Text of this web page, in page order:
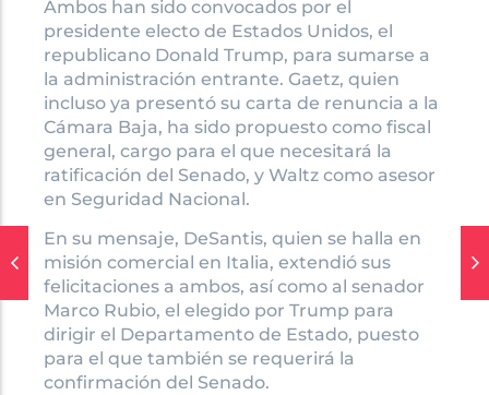
Ambos han sido convocados por el
presidente electo de Estados Unidos, el
republicano Donald Trump, para sumarse a
la administración entrante. Gaetz, quien
incluso ya presentó su carta de renuncia a la
Cámara Baja, ha sido propuesto como fiscal
general, cargo para el que necesitará la
ratificación del Senado, y Waltz como asesor
en Seguridad Nacional.
En su mensaje, DeSantis, quien se halla en
misión comercial en Italia, extendió sus
felicitaciones a ambos, así como al senador
Marco Rubio, el elegido por Trump para
dirigir el Departamento de Estado, puesto
para el que también se requerirá la
confirmación del Senado.